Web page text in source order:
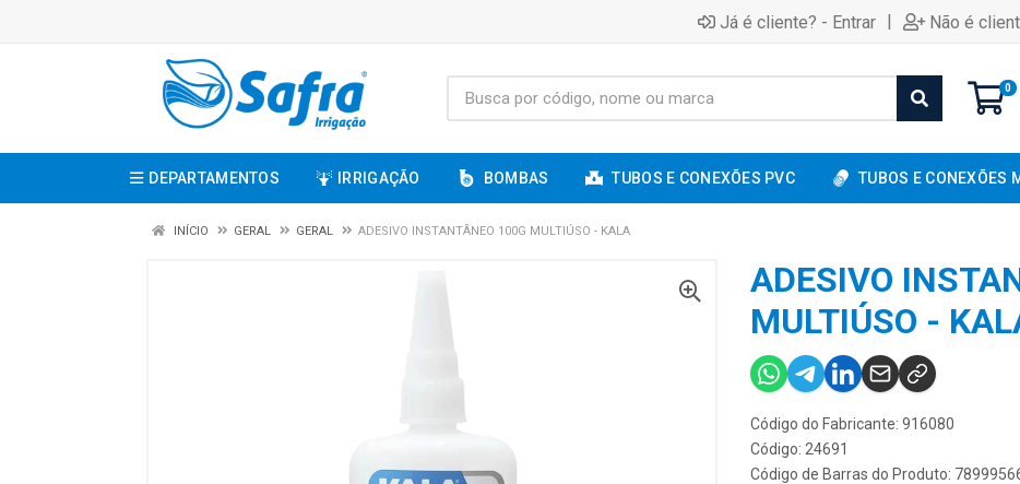
Já é cliente? - Entrar | Não é
0
DEPARTAMENTOS IRRIGAÇÃO BOMBAS TUBOS E CONEXÕES PVC TUBOS E CONEXÕES
INÍCIO GERAL GERAL ADESIVO INSTANTÂNEO 100G MULTIÚSO - KALA
ADESIVO
MULTIÚSO -
Código do Fabricante: 916080
Código: 24691
Código de Barras do Produto: